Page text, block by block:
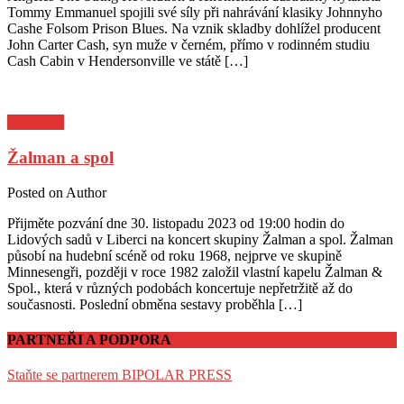
Tommy Emmanuel spojili své síly při nahrávání klasiky Johnnyho
Cashe Folsom Prison Blues. Na vznik skladby dohlížel producent
John Carter Cash, syn muže v černém, přímo v rodinném studiu
Cash Cabin v Hendersonville ve státě […]
Žalman a spol
Posted on Author
Přijměte pozvání dne 30. listopadu 2023 od 19:00 hodin do
Lidových sadů v Liberci na koncert skupiny Žalman a spol. Žalman
působí na hudební scéně od roku 1968, nejprve ve skupině
Minnesengři, později v roce 1982 založil vlastní kapelu Žalman &
Spol., která v různých podobách koncertuje nepřetržitě až do
současnosti. Poslední obměna sestavy proběhla […]
PARTNEŘI A PODPORA
Staňte se partnerem BIPOLAR PRESS